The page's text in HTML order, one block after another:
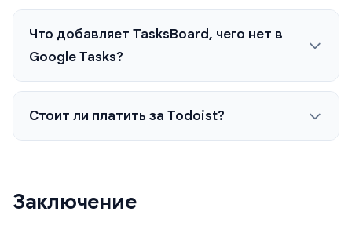
Что добавляет TasksBoard, чего нет в
Google Tasks?
Стоит ли платить за Todoist?
Заключение